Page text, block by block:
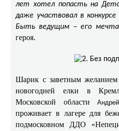
лет хотел попасть на
даже участвовал в конкурсе
Быть ведущим – его
героя.
Шарик с заветным
новогодней елки в
Московской области
проживает в лагере для
подмосковном ДДО